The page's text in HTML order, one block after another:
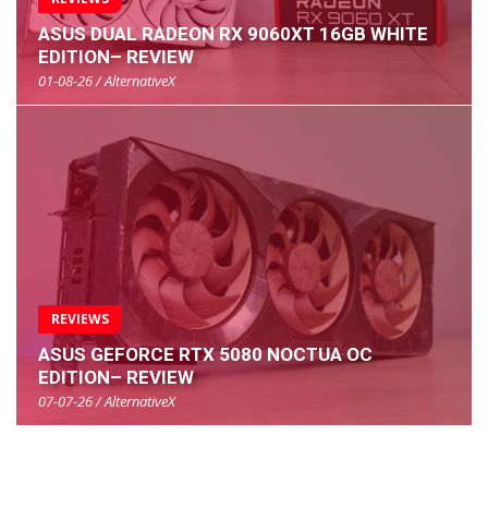
ASUS DUAL RADEON RX 9060XT 16GB WHITE
EDITION– REVIEW
01-08-26 / AlternativeX
REVIEWS
ASUS GEFORCE RTX 5080 NOCTUA OC
EDITION– REVIEW
07-07-26 / AlternativeX